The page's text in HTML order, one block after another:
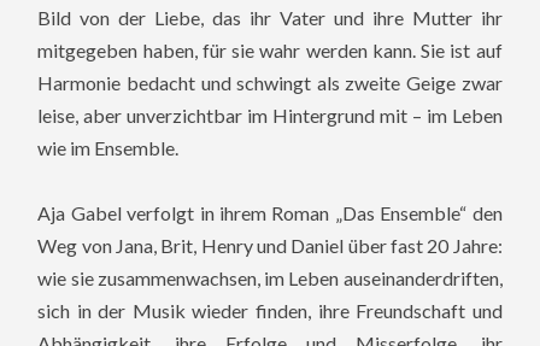
Bild von der Liebe, das ihr Vater und ihre Mutter ihr
mitgegeben haben, für sie wahr werden kann. Sie ist auf
Harmonie bedacht und schwingt als zweite Geige zwar
leise, aber unverzichtbar im Hintergrund mit – im Leben
wie im Ensemble.
Aja Gabel verfolgt in ihrem Roman „Das Ensemble“ den
Weg von Jana, Brit, Henry und Daniel über fast 20 Jahre:
wie sie zusammenwachsen, im Leben auseinanderdriften,
sich in der Musik wieder finden, ihre Freundschaft und